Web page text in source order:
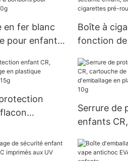
en fer blanc
pour enfant,
100g
Boîte à
fonction
de
15g
Serrure de
enfants
en